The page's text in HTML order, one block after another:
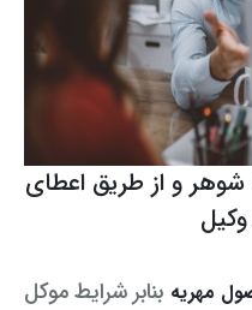
شوهر و از طریق اعطای
مهریه بنابر شرایط موکل